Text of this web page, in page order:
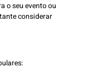
o seu evento ou
considerar